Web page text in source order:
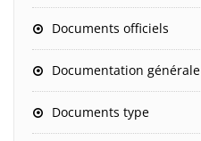
Documents officiels
Documentation générale
Documents type